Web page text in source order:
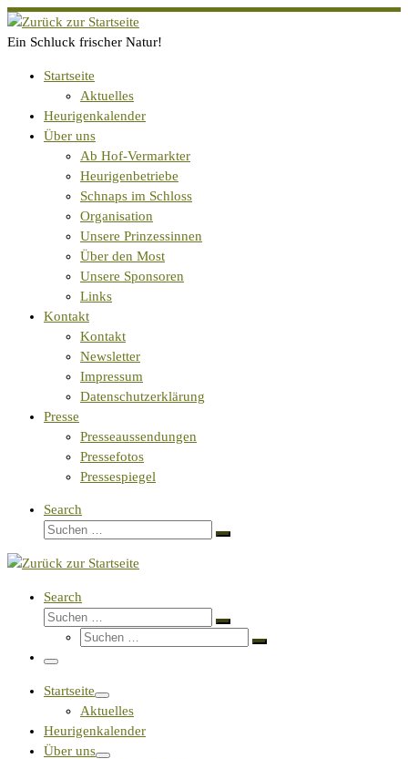
Zum
Inhalt
Ein Schluck frischer Natur!
Startseite
Aktuelles
Heurigenkalender
Über uns
Ab Hof-Vermarkter
Heurigenbetriebe
Schnaps im Schloss
Organisation
Unsere Prinzessinnen
Über den Most
Unsere Sponsoren
Links
Kontakt
Kontakt
Newsletter
Impressum
Datenschutzerklärung
Presse
Presseaussendungen
Pressefotos
Pressespiegel
Search
Suche
Suchen …
Search
Suche
Suchen …
Suche
Suchen …
Menü
Startseite
Aktuelles
Heurigenkalender
Über uns